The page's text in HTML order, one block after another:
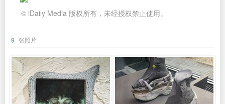
© iDaily Media 版权所有，未经授权禁止使用。
9 张照片